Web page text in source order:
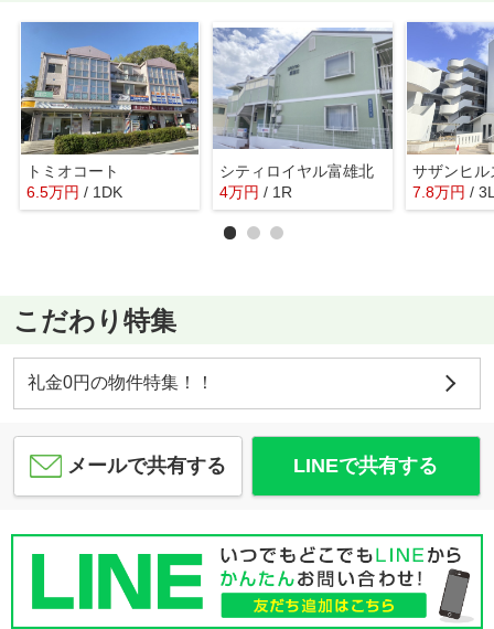
トミオコート
6.5万円 / 1DK
シティロイヤル富雄北
4万円 / 1R 7.8万円 /
こだわり特集
礼金0円の物件特集！！
メールで共有する LINEで共有する